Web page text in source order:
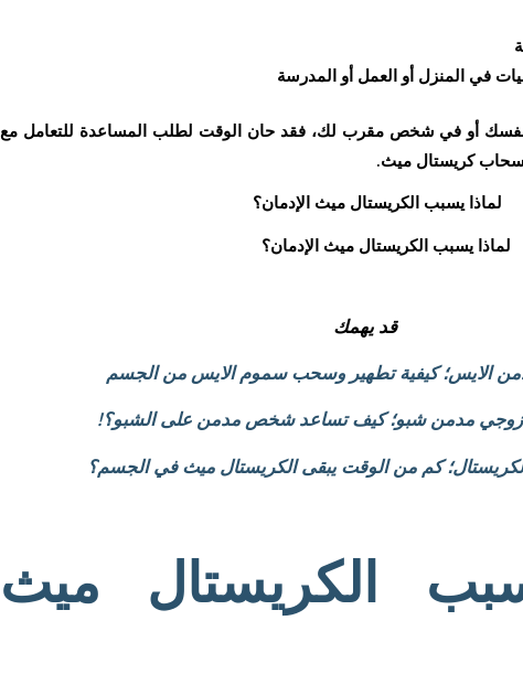
في المنزل أو العمل أو المدرسة
أو في شخص مقرب لك، فقد حان الوقت لطلب المساعدة للتعامل مع
كريستال ميث.
لماذا يسبب الكريستال ميث الإدمان؟
قد يهمك
الايس؛ كيفية تطهير وسحب سموم الايس من الجسم
مدمن شبو؛ كيف تساعد شخص مدمن على الشبو؟!
كم من الوقت يبقى الكريستال ميث في الجسم؟
الكريستال ميث